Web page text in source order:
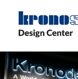
content